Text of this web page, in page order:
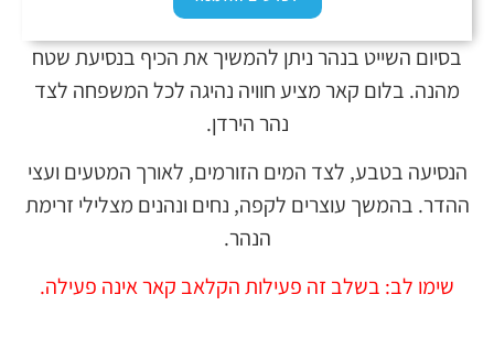
בסיום השייט בנהר ניתן להמשיך את הכיף בנסיעת שטח
מהנה. בלום קאר מציע חוויה נהיגה לכל המשפחה לצד
נהר הירדן.
הנסיעה בטבע, לצד המים הזורמים, לאורך המטעים ועצי
ההדר. בהמשך עוצרים לקפה, נחים ונהנים מצלילי זרימת
הנהר.
שימו לב: בשלב זה פעילות הקלאב קאר אינה פעילה.